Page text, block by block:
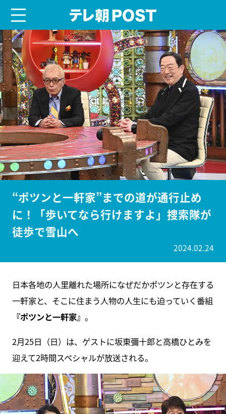
“ポツンと一軒家”までの道が通行止め
に！「歩いてなら行けますよ」捜索隊が
徒歩で雪山へ
2024.02.24
日本各地の人里離れた場所になぜだかポツンと存在する
一軒家と、そこに住まう人物の人生にも迫っていく番組
『ポツンと一軒家』 。
2月25日（日）は、ゲストに坂東彌十郎と高橋ひとみを
迎えて2時間スペシャルが放送される。